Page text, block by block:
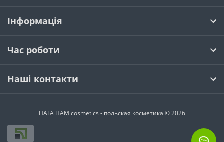
Інформація
Час роботи
Наші контакти
ПАГА ПАМ cosmetics - польская косметика © 2026